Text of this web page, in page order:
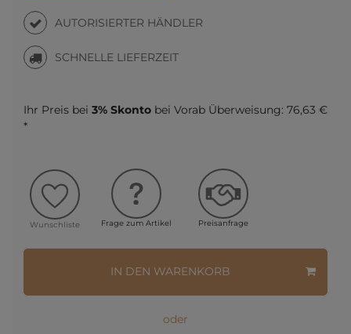
AUTORISIERTER HÄNDLER
SCHNELLE LIEFERZEIT
Ihr Preis bei 3% Skonto bei Vorab Überweisung: 76,63 €
*
Wunschliste Frage zum Artikel Preisanfrage
IN DEN WARENKORB
oder